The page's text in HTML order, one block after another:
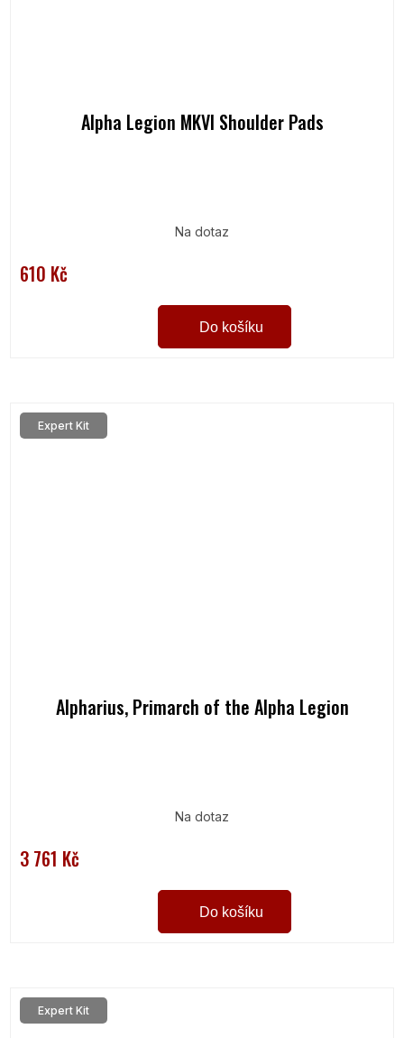
Alpha Legion MKVI Shoulder Pads
Na dotaz
610 Kč
Do košíku
Expert Kit
Alpharius, Primarch of the Alpha Legion
Na dotaz
3 761 Kč
Do košíku
Expert Kit